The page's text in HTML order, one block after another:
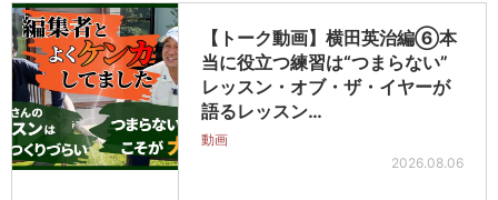
【トーク動画】横田英治編⑥本
当に役立つ練習は“つまらない”
レッスン・オブ・ザ・イヤーが
語るレッスン…
動画
2026.08.06